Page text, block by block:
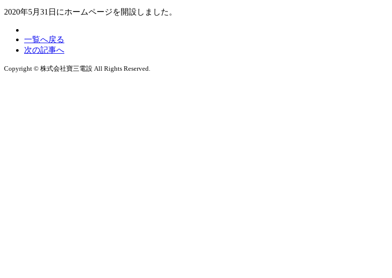
2020年5月31日にホームページを開設しました。
一覧へ戻る
次の記事へ
Copyright © 株式会社寶三電設 All Rights Reserved.